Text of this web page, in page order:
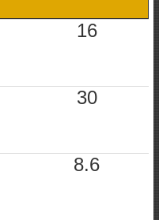
16
30
8.6